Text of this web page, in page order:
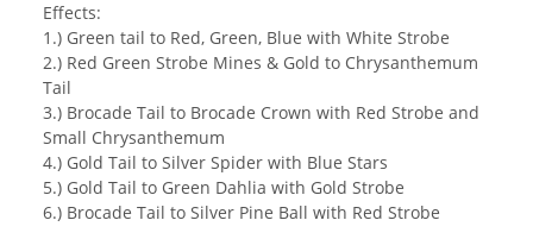
Effects:
1.) Green tail to Red, Green, Blue with White Strobe
2.) Red Green Strobe Mines & Gold to Chrysanthemum
Tail
3.) Brocade Tail to Brocade Crown with Red Strobe and
Small Chrysanthemum
4.) Gold Tail to Silver Spider with Blue Stars
5.) Gold Tail to Green Dahlia with Gold Strobe
6.) Brocade Tail to Silver Pine Ball with Red Strobe